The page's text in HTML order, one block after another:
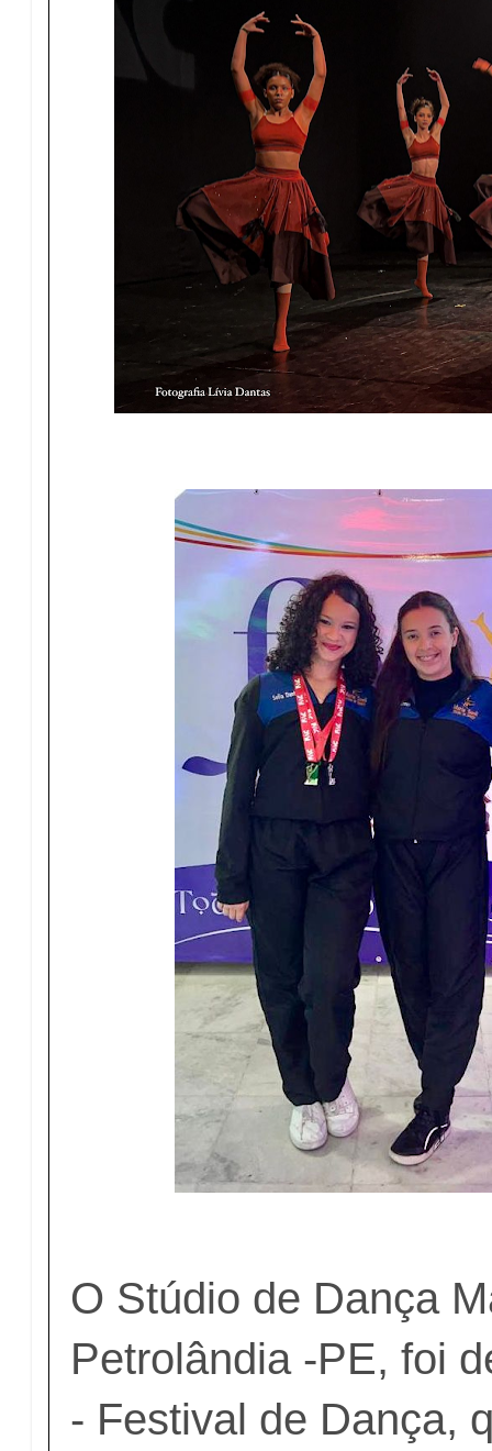
O Stúdio de Dança
Petrolândia -PE, foi
- Festival de Dança,